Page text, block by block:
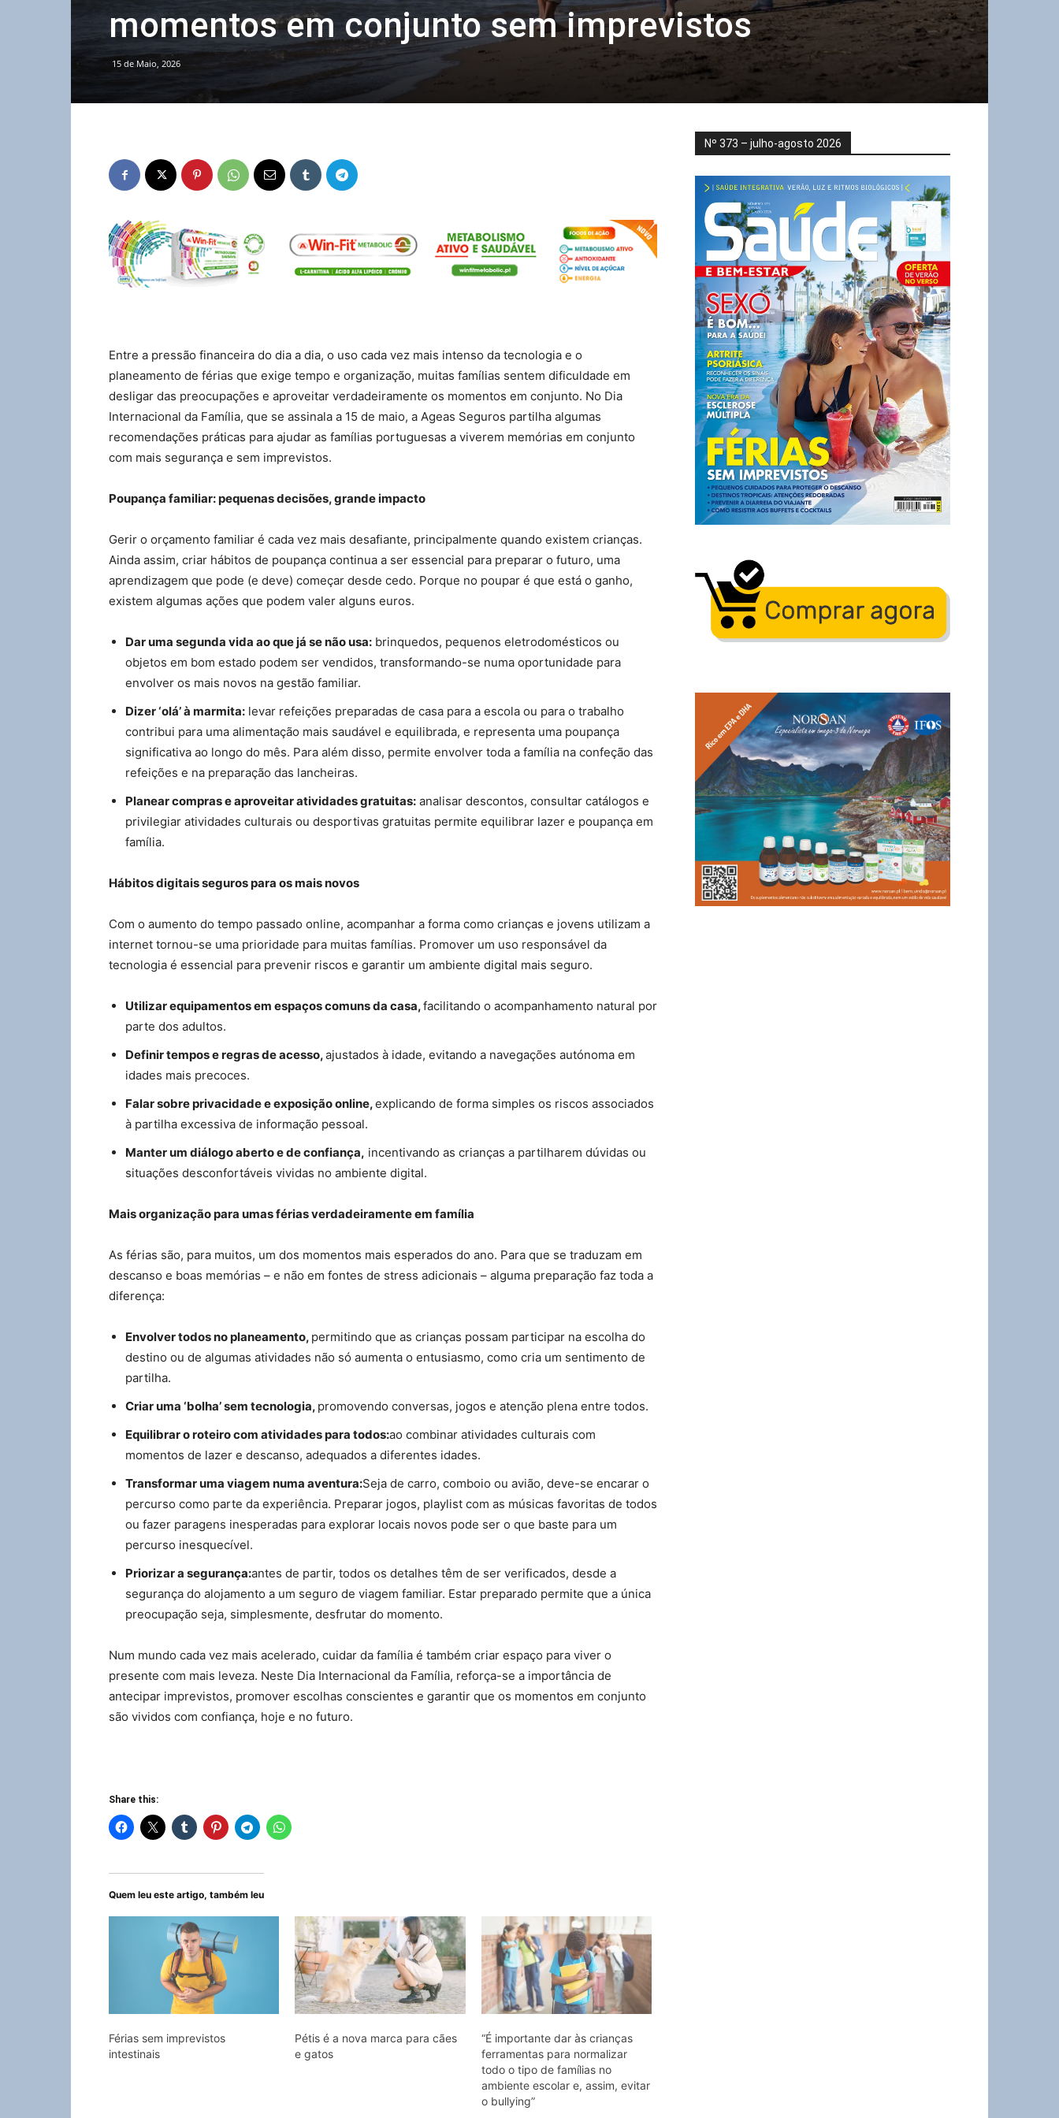
momentos em conjunto sem imprevistos
15 de Maio, 2026
Entre a pressão financeira do dia a dia, o uso cada vez mais intenso da tecnologia e o
planeamento de férias que exige tempo e organização, muitas famílias sentem dificuldade em
desligar das preocupações e aproveitar verdadeiramente os momentos em conjunto. No Dia
Internacional da Família, que se assinala a 15 de maio, a Ageas Seguros partilha algumas
recomendações práticas para ajudar as famílias portuguesas a viverem memórias em conjunto
com mais segurança e sem imprevistos.
Poupança familiar: pequenas decisões, grande impacto
Gerir o orçamento familiar é cada vez mais desafiante, principalmente quando existem crianças.
Ainda assim, criar hábitos de poupança continua a ser essencial para preparar o futuro, uma
aprendizagem que pode (e deve) começar desde cedo. Porque no poupar é que está o ganho,
existem algumas ações que podem valer alguns euros.
Dar uma segunda vida ao que já se não usa: brinquedos, pequenos eletrodomésticos ou
objetos em bom estado podem ser vendidos, transformando-se numa oportunidade para
envolver os mais novos na gestão familiar.
Dizer ‘olá’ à marmita: levar refeições preparadas de casa para a escola ou para o trabalho
contribui para uma alimentação mais saudável e equilibrada, e representa uma poupança
significativa ao longo do mês. Para além disso, permite envolver toda a família na confeção das
refeições e na preparação das lancheiras.
Planear compras e aproveitar atividades gratuitas: analisar descontos, consultar catálogos e
privilegiar atividades culturais ou desportivas gratuitas permite equilibrar lazer e poupança em
família.
Hábitos digitais seguros para os mais novos
Com o aumento do tempo passado online, acompanhar a forma como crianças e jovens utilizam a
internet tornou-se uma prioridade para muitas famílias. Promover um uso responsável da
tecnologia é essencial para prevenir riscos e garantir um ambiente digital mais seguro.
Utilizar equipamentos em espaços comuns da casa,facilitando o acompanhamento natural por
parte dos adultos.
Definir tempos e regras de acesso,ajustados à idade, evitando a navegações autónoma em
idades mais precoces.
Falar sobre privacidade e exposição online,explicando de forma simples os riscos associados
à partilha excessiva de informação pessoal.
Manter um diálogo aberto e de confiança, incentivando as crianças a partilharem dúvidas ou
situações desconfortáveis vividas no ambiente digital.
Mais organização para umas férias verdadeiramente em família
As férias são, para muitos, um dos momentos mais esperados do ano. Para que se traduzam em
descanso e boas memórias – e não em fontes de stress adicionais – alguma preparação faz toda a
diferença:
Envolver todos no planeamento, permitindo que as crianças possam participar na escolha do
destino ou de algumas atividades não só aumenta o entusiasmo, como cria um sentimento de
partilha.
Criar uma ‘bolha’ sem tecnologia, promovendo conversas, jogos e atenção plena entre todos.
Equilibrar o roteiro com atividades para todos:ao combinar atividades culturais com
momentos de lazer e descanso, adequados a diferentes idades.
Transformar uma viagem numa aventura:Seja de carro, comboio ou avião, deve-se encarar o
percurso como parte da experiência. Preparar jogos, playlist com as músicas favoritas de todos
ou fazer paragens inesperadas para explorar locais novos pode ser o que baste para um
percurso inesquecível.
Priorizar a segurança:antes de partir, todos os detalhes têm de ser verificados, desde a
segurança do alojamento a um seguro de viagem familiar. Estar preparado permite que a única
preocupação seja, simplesmente, desfrutar do momento.
Num mundo cada vez mais acelerado, cuidar da família é também criar espaço para viver o
presente com mais leveza. Neste Dia Internacional da Família, reforça-se a importância de
antecipar imprevistos, promover escolhas conscientes e garantir que os momentos em conjunto
são vividos com confiança, hoje e no futuro.
Share this:
Quem leu este artigo, também leu
Férias sem imprevistos
intestinais
Pétis é a nova marca para cães
e gatos
“É importante dar às crianças
ferramentas para normalizar
todo o tipo de famílias no
ambiente escolar e, assim, evitar
o bullying”
Nº 373 – julho-agosto 2026